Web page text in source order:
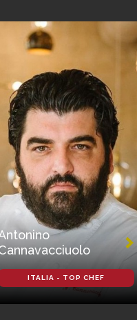
ITALIA - TOP CHEF